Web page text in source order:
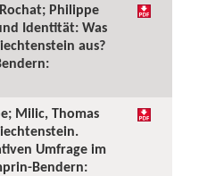
Philippe
Identität: Was
aus?
Milic, Thomas
Umfrage im
Bendern: